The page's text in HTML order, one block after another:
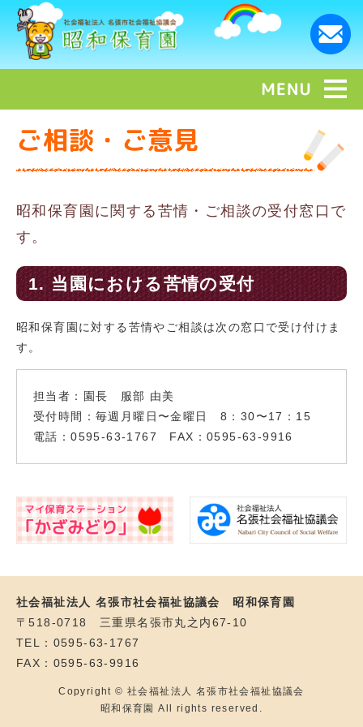
ご相談・ご意見
昭和保育園に関する苦情・ご相談の受付窓口で
す。
1. 当園における苦情の受付
昭和保育園に対する苦情やご相談は次の窓口で受け付けま
す。
担当者：園長 服部 由美
受付時間：毎週月曜日〜金曜日 8：30〜17：15
電話：0595-63-1767 FAX：0595-63-9916
社会福祉法人 名張市社会福祉協議会 昭和保育園
〒518-0718 三重県名張市丸之内67-10
TEL：0595-63-1767
FAX：0595-63-9916
Copyright © 社会福祉法人 名張市社会福祉協議会
昭和保育園 All rights reserved.